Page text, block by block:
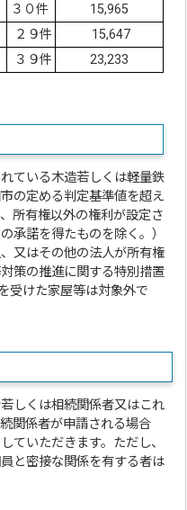
３０件
15,965
２９件
15,647
３９件 23,233
ている木造若しくは軽量鉄
の定める判定基準値を超え
所有権以外の権利が設定さ
承諾を得たものを除く。）
又はその他の法人が所有権
策の推進に関する特別措置
受けた家屋等は対象外で
しくは相続関係者又はこれ
関係者が申請される場合
ていただきます。ただし、
と密接な関係を有する者は